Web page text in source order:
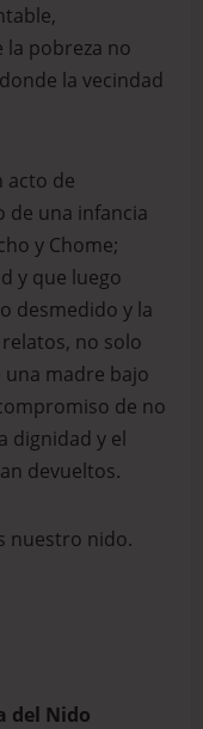
pobreza no
la vecindad
acto de
de una infancia
y Chome;
y que luego
desmedido y la
no solo
una madre bajo
de no
dignidad y el
devueltos.
nuestro nido.
del Nido